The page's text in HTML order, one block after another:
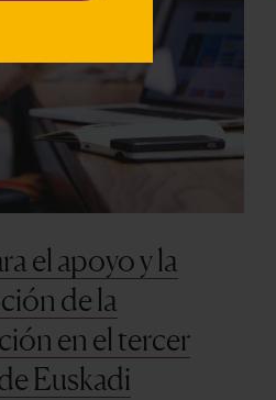
el apoyo y la
de la
en el tercer
Euskadi